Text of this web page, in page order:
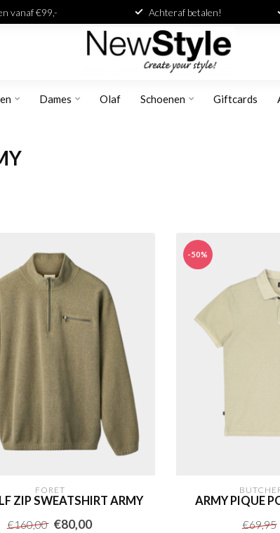
vanaf €99,- Achteraf betalen!
Dames Olaf Schoenen Giftcards
FORET
ZIP SWEATSHIRT ARMY
€160,00 €80,00
-50%
ARMY PIQUE
€69,95